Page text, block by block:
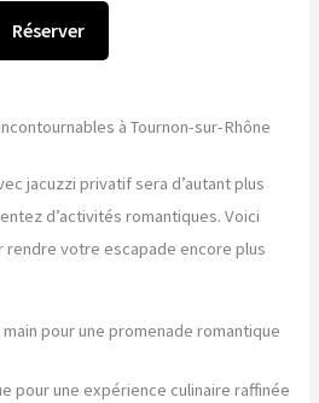
Réserver
à Tournon-sur-Rhône
jacuzzi privatif sera d’autant plus
d’activités romantiques. Voici
rendre votre escapade encore plus
main pour une promenade romantique
pour une expérience culinaire raffinée